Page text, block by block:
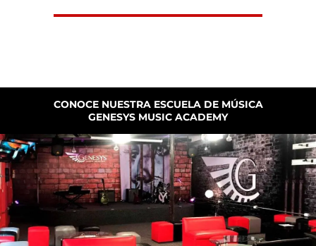
CONOCE NUESTRA ESCUELA DE MÚSICA
GENESYS MUSIC ACADEMY